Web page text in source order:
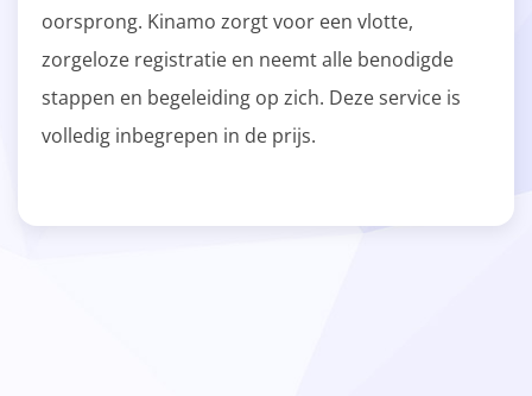
oorsprong. Kinamo zorgt voor een vlotte,
zorgeloze registratie en neemt alle benodigde
stappen en begeleiding op zich. Deze service is
volledig inbegrepen in de prijs.